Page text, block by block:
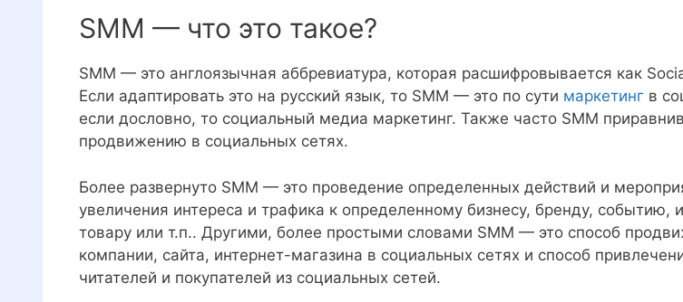
SMM — что это такое?
SMM — это англоязычная аббревиатура, которая расшифровывается как
Если адаптировать это на русский язык, то SMM — это по сути маркетинг в
если дословно, то социальный медиа маркетинг. Также часто SMM
продвижению в социальных сетях.
Более развернуто SMM — это проведение определенных действий и
увеличения интереса и трафика к определенному бизнесу, бренду, событию,
товару или т.п.. Другими, более простыми словами SMM — это способ
компании, сайта, интернет-магазина в социальных сетях и способ
читателей и покупателей из социальных сетей.